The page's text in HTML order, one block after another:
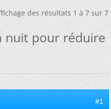
des résultats 1 à 7 sur 7
nuit pour réduire
#1